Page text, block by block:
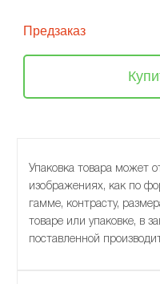
Предзаказ
Упаковка товара может
изображениях, как по
гамме, контрасту,
товаре или упаковке, в
поставленной